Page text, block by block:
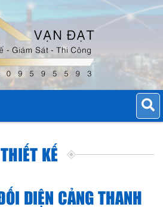
THIẾT KẾ
DIỆN CẢNG THANH